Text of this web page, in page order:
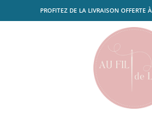
PROFITEZ DE LA LIVRAISON OFFERTE